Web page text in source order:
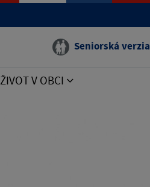
Seniorská verzia
ŽIVOT V OBCI